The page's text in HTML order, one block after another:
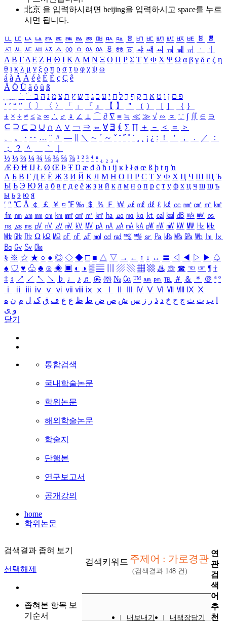
北京 을 입력하시려면 beijing을 입력하시고 space를 누르
시면 됩니다.
ㅥ ㅦ ㅧ ㅨ ㅩ ㅪ ㅫ ㅬ ㅭ ㅮ ㅯ ㅰ ㅱ ㅲ ㅳ ㅴ ㅵ ㅶ ㅷ ㅸ
ㅹ
ㅺ ㅻ ㅼ ㅽ ㅾ ㅿ ㆀ ㆁ ㆂ ㆃ ㆄ ㆅ ㆆ ㆇ ㆈ ㆉ ㆊ ㆋ ㆌ ㆍ
ㆎ
Α Β ΓΔ Ε Ζ Η Θ Ι ΚΛ Μ Ν Ξ Ο Π Ρ Σ ΤΥ Φ Χ Ψ Ω α β γ δ ε ζ η
θ ι κ λ μ ν ξ ο π ρ σ τ υ φ χ ψ ω
á à Á À é è É È ç Ç ê
Ä Ö Ü ä ö ü ß
ִֶֹ ֻּ ׁׂ פ ם ן ו ט א ר ק ף ך ל ח י ע כ ג ד ש ץ ת צ מ נ ה ב
‘ ’ “ ” 〔 〕 〈 〉 「 」 『 』 【 】 ＂ （ ） ［ ］ ｛ ｝
± × ÷ ≠ ≤ ≥ ∞ ∴ ♂ ♀ ∠ ⊥ ⌒ ∂ ∇ ≡ ≒ ≪ ≫ √ ∽ ∝ ∵ ∫ ∬ ∈ ∋
⊆ ⊇ ⊂ ⊃ ∪ ∩ ∧ ∨ ￢ ⇒ ⇔ ∀ ∃ ∮ ∑ ∏ ＋ － ＜ ＝
＞
、
。 · ‥ … ¨ 〃 ― ＼ ∼ ´ ～ ˇ ˘ ˝ ˚ ˙ ¸ ¡ ¿ ː ！ ＇ ， ． ／
：
；
？ ＾ ｀
½ ⅓ ⅔ ¼ ¾ ⅛ ⅜ ⅝ ⅞ ¹ ² ³ ⁴ ⁿ ₁ ₂ ₃ ₄
Æ Ð Ħ Ĳ Ł Ø Œ Þ Ŧ Ŋ æ đ ð ħ ı ĳ ĸ ŀ ł ø œ ß þ ŧ ŋ ŉ
А Б В Г Д Е Ё Ж З И Й К Л М Н О П Р С Т У Ф Х Ц Ч Ш Щ Ъ
Ы Ь Э Ю Я а б в г д е ё ж з и й к л м н о п р с т у ф х ц ч ш щ ъ
ы ь э ю я
′ ″ ℃ Å ￠ ￡ ￥ ¤ ℉ ‰ ＄ ％ Ｆ ￦ ㎕ ㎖ ㎗ ℓ ㎘ ㏄ ㎣ ㎤ ㎥ ㎦
㎙ ㎚ ㎛ ㎜ ㎝ ㎞ ㎟ ㎠ ㎡ ㎢ ㏊ ㎍ ㎎ ㎏ ㏏ ㎈ ㎉ ㏈ ㎧ ㎨ ㎰
㎱ ㎲ ㎳ ㎴ ㎵ ㎶ ㎷ ㎸ ㎹ ㎀ ㎁ ㎂ ㎃ ㎄ ㎺ ㎻ ㎽ ㎾ ㎿ ㎐ ㎑
㎒ ㎓ ㎔ Ω ㏀ ㏁ ㎊ ㎋ ㎌ ㏖ ㏅ ㎭ ㎮ ㎯ ㏛ ㎩ ㎪ ㎫ ㎬ ㏝ ㏐
㏓
㏃ ㏉ ㏜ ㏆
§ ※ ☆ ★ ○ ● ◎ ◇ ◆ □ ■ △ ▽ → ← ↑ ↓ ↔ 〓 ◁ ◀ ▷ ▶ ♤
♠ ♡ ♥ ♧ ♣ ⊙ ◈ ▣ ◐ ◑ ▒ ▤ ▨ ▧ ▦ ▩ ♨ ☏ ☎ ☜ ☞ ¶ †
‡ ↕ ↗ ↙ ↖ ↘ ♭ ♩ ♪ ♬ ㉿ ㈜ № ㏇ ™ ㏂ ㏘ ℡ ＃ ＆ ＊ ＠ ª º
ⅰ
ⅱ ⅲ ⅳ ⅴ ⅵ ⅶ ⅷ ⅸ ⅹ Ⅳ Ⅴ Ⅵ Ⅶ Ⅷ Ⅸ Ⅹ
ب ت ث ج ح خ د ذ ر ز س ش ص ض ط ظ ع غ ف ق ک ل م ن ه
و ی
닫기
통합검색
국내학술논문
학위논문
해외학술논문
학술지
단행본
연구보고서
공개강의
home
학위논문
검색결과 좁혀 보기
선택해제
좁혀본 항목 보
기순서
검색키워드 주제어 : 가로경관
(검색결과 148 건)
내보내기
내책장담기
연
관
검
색
어
추
천